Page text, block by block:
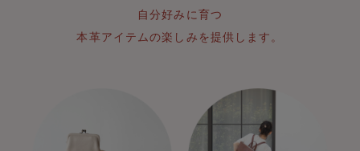
自分好みに育つ
本革アイテムの楽しみを提供します。